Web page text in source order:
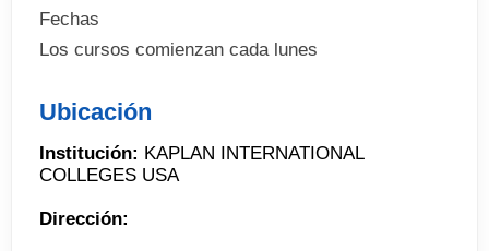
Fechas
Los cursos comienzan cada lunes
Ubicación
Institución: KAPLAN INTERNATIONAL
COLLEGES USA
Dirección: